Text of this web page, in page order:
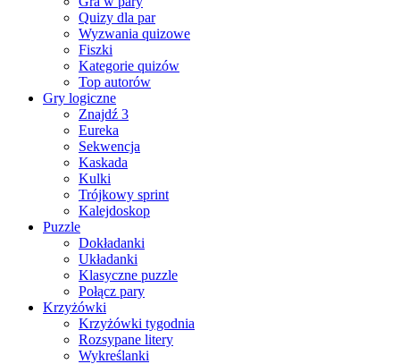
Quizy dla par
Wyzwania quizowe
Fiszki
Kategorie quizów
Top autorów
Gry logiczne
Znajdź 3
Eureka
Sekwencja
Kaskada
Kulki
Trójkowy sprint
Kalejdoskop
Puzzle
Dokładanki
Układanki
Klasyczne puzzle
Połącz pary
Krzyżówki
Krzyżówki tygodnia
Rozsypane litery
Wykreślanki